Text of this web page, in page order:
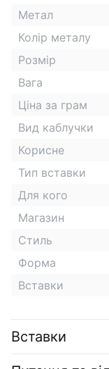
Метал
Колір металу
Розмір
Вага
Ціна за грам
Вид каблучки
Корисне
Тип вставки
Для кого
Магазин
Стиль
Форма
Вставки
Вставки